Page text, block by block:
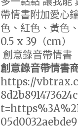
帶情書附加愛心
色、紅色、黃色
0.5 x 39（cm）
創意錄音帶情書
創意錄音帶情書
https://
05d0032aebde9